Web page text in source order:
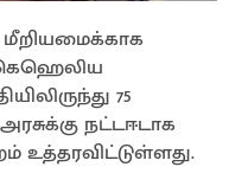
75
நட்டஈடாக